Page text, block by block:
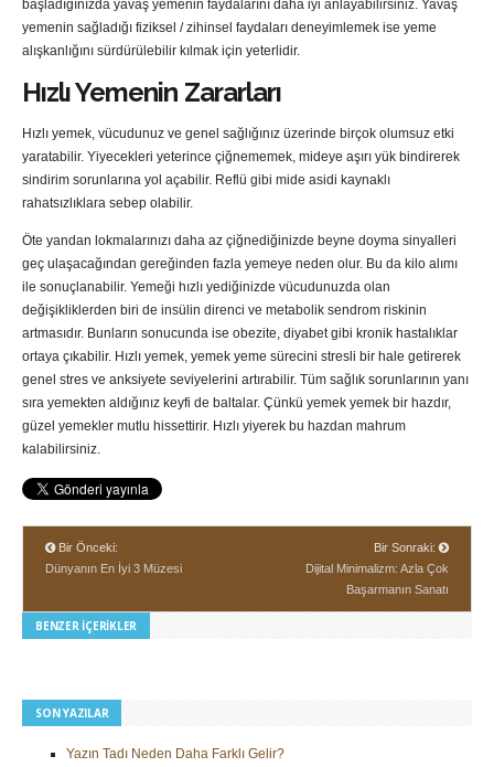
başladığınızda yavaş yemenin faydalarını daha iyi anlayabilirsiniz. Yavaş
yemenin sağladığı fiziksel / zihinsel faydaları deneyimlemek ise yeme
alışkanlığını sürdürülebilir kılmak için yeterlidir.
Hızlı Yemenin Zararları
Hızlı yemek, vücudunuz ve genel sağlığınız üzerinde birçok olumsuz etki
yaratabilir. Yiyecekleri yeterince çiğnememek, mideye aşırı yük bindirerek
sindirim sorunlarına yol açabilir. Reflü gibi mide asidi kaynaklı
rahatsızlıklara sebep olabilir.
Öte yandan lokmalarınızı daha az çiğnediğinizde beyne doyma sinyalleri
geç ulaşacağından gereğinden fazla yemeye neden olur. Bu da kilo alımı
ile sonuçlanabilir. Yemeği hızlı yediğinizde vücudunuzda olan
değişikliklerden biri de insülin direnci ve metabolik sendrom riskinin
artmasıdır. Bunların sonucunda ise obezite, diyabet gibi kronik hastalıklar
ortaya çıkabilir. Hızlı yemek, yemek yeme sürecini stresli bir hale getirerek
genel stres ve anksiyete seviyelerini artırabilir. Tüm sağlık sorunlarının yanı
sıra yemekten aldığınız keyfi de baltalar. Çünkü yemek yemek bir hazdır,
güzel yemekler mutlu hissettirir. Hızlı yiyerek bu hazdan mahrum
kalabilirsiniz.
Bir Önceki:
Dünyanın En İyi 3 Müzesi
Bir Sonraki:
Dijital Minimalizm: Azla Çok
Başarmanın Sanatı
BENZER İÇERIKLER
SON YAZILAR
Yazın Tadı Neden Daha Farklı Gelir?